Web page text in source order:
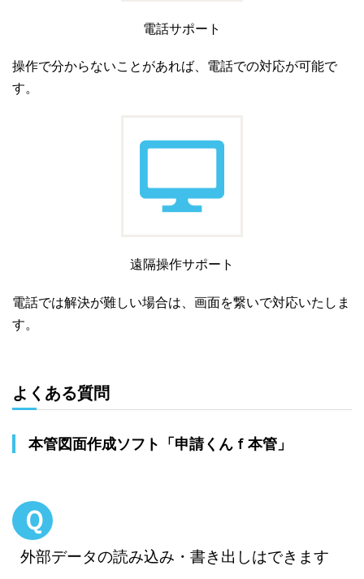
電話サポート
操作で分からないことがあれば、電話での対応が可能で
す。
遠隔操作サポート
電話では解決が難しい場合は、画面を繋いで対応いたしま
す。
よくある質問
本管図面作成ソフト「申請くんｆ本管」
Ｑ
外部データの読み込み・書き出しはできます